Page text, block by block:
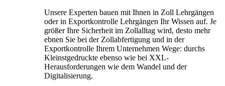
Unsere Experten bauen mit Ihnen in Zoll Lehrgängen
oder in Exportkontrolle Lehrgängen Ihr Wissen auf. Je
größer Ihre Sicherheit im Zollalltag wird, desto mehr
ebnen Sie bei der Zollabfertigung und in der
Exportkontrolle Ihrem Unternehmen Wege: durchs
Kleinstgedruckte ebenso wie bei XXL-
Herausforderungen wie dem Wandel und der
Digitalisierung.